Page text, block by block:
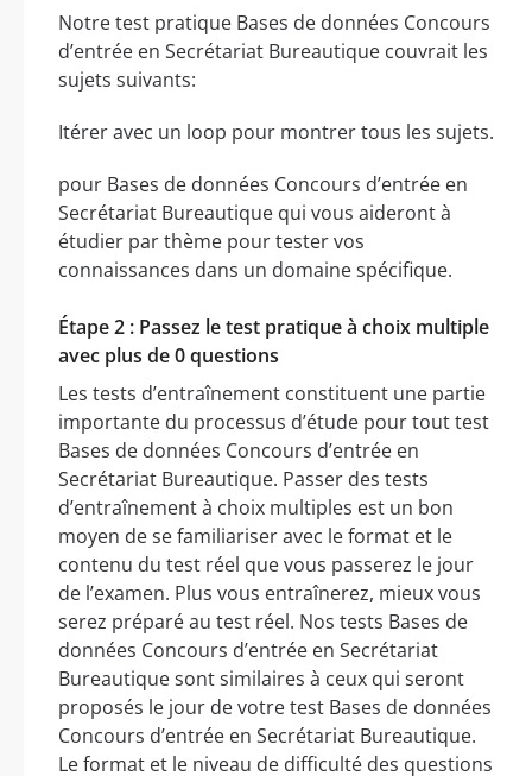
Notre test pratique Bases de données Concours
d’entrée en Secrétariat Bureautique couvrait les
sujets suivants:
Itérer avec un loop pour montrer tous les sujets.
pour Bases de données Concours d’entrée en
Secrétariat Bureautique qui vous aideront à
étudier par thème pour tester vos
connaissances dans un domaine spécifique.
Étape 2 : Passez le test pratique à choix multiple
avec plus de 0 questions
Les tests d’entraînement constituent une partie
importante du processus d’étude pour tout test
Bases de données Concours d’entrée en
Secrétariat Bureautique. Passer des tests
d’entraînement à choix multiples est un bon
moyen de se familiariser avec le format et le
contenu du test réel que vous passerez le jour
de l’examen. Plus vous entraînerez, mieux vous
serez préparé au test réel. Nos tests Bases de
données Concours d’entrée en Secrétariat
Bureautique sont similaires à ceux qui seront
proposés le jour de votre test Bases de données
Concours d’entrée en Secrétariat Bureautique.
Le format et le niveau de difficulté des questions